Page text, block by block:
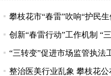
攀枝花市“春雷”吹响“护民
创新“春雷行动”工作机制 “
“三转变”促进市场监管执法
整治医美行业乱象 攀枝花公